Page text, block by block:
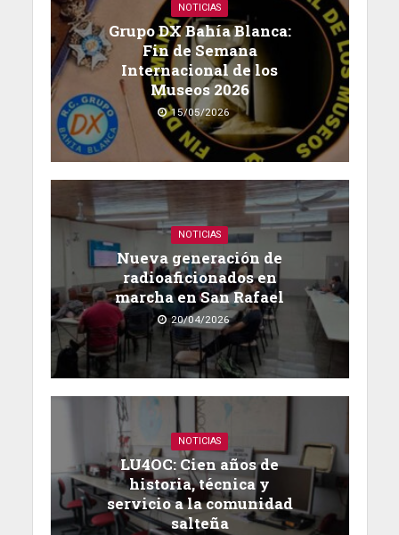
NOTICIAS
Grupo DX Bahía Blanca:
Fin de Semana
Internacional de los
Museos 2026
15/05/2026
NOTICIAS
Nueva generación de
radioaficionados en
marcha en San Rafael
20/04/2026
NOTICIAS
LU4OC: Cien años de
historia, técnica y
servicio a la comunidad
salteña